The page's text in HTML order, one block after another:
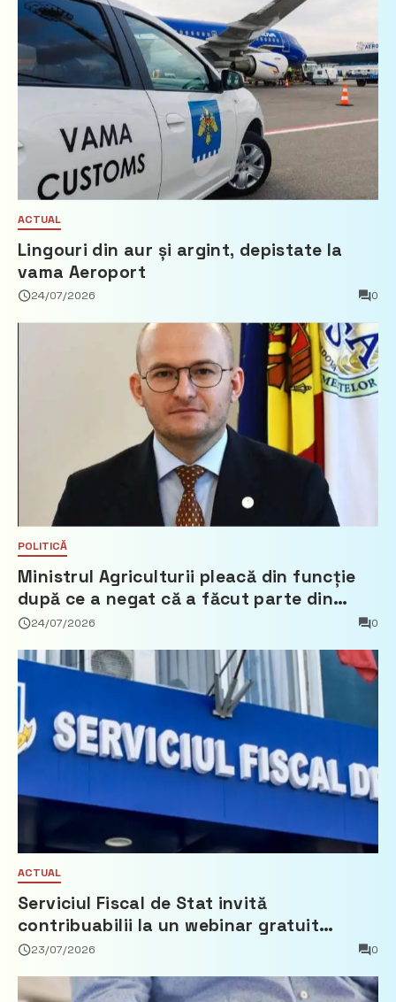
ACTUAL
Lingouri din aur și argint, depistate la
vama Aeroport
24/07/2026 0
POLITICĂ
Ministrul Agriculturii pleacă din funcție
după ce a negat că a făcut parte din
Partidul Democrat
24/07/2026 0
ACTUAL
Serviciul Fiscal de Stat invită
contribuabilii la un webinar gratuit
privind calculul impozitului pe bunurile
23/07/2026 0